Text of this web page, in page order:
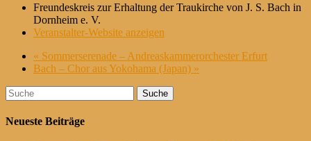
Freundeskreis zur Erhaltung der Traukirche von J. S. Bach in
Dornheim e. V.
Veranstalter-Website anzeigen
« Sommerserenade – Andreaskammerorchester Erfurt
Bach – Chor aus Yokohama (Japan) »
Suche
nach:
Neueste Beiträge